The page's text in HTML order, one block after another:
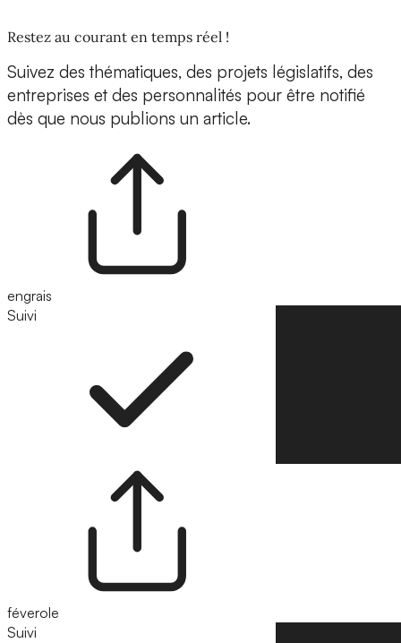
Restez au courant en temps réel !
Suivez des thématiques, des projets législatifs, des
entreprises et des personnalités pour être notifié
dès que nous publions un article.
engrais
Suivi
féverole
Suivi